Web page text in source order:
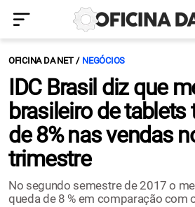
OFICINA DA NET NEGÓCIOS
IDC Brasil diz que
brasileiro de tablets
de 8% nas vendas
trimestre
No segundo semestre de 2017 o
queda de 8 % em comparação com